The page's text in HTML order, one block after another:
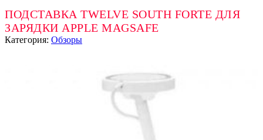
ПОДСТАВКА TWELVE SOUTH FORTE ДЛЯ
ЗАРЯДКИ APPLE MAGSAFE
Категория: Обзоры